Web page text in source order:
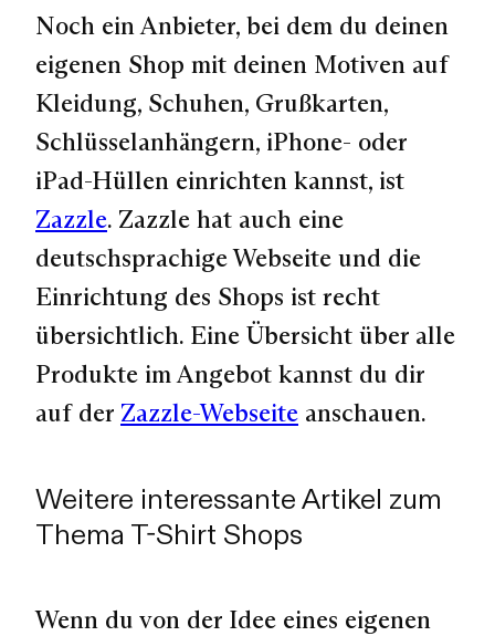
Noch ein Anbieter, bei dem du deinen
eigenen Shop mit deinen Motiven auf
Kleidung, Schuhen, Grußkarten,
Schlüsselanhängern, iPhone- oder
iPad-Hüllen einrichten kannst, ist
Zazzle. Zazzle hat auch eine
deutschsprachige Webseite und die
Einrichtung des Shops ist recht
übersichtlich. Eine Übersicht über alle
Produkte im Angebot kannst du dir
auf der Zazzle-Webseite anschauen.
Weitere interessante Artikel zum
Thema T-Shirt Shops
Wenn du von der Idee eines eigenen